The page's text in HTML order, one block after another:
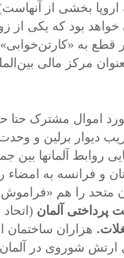
اروپا بخشی از
خواهد بود که یکی از
به «کارتن‌خوابی»
مرکز مالی
اموال مشترک حتا
دیوار برلین و
١۹۹٠ توافقنامه حل و فصل نهایی روابط
و فرانسه به امضاء
متحد را هم
هزاران ساختمان
شوروی در آلمان